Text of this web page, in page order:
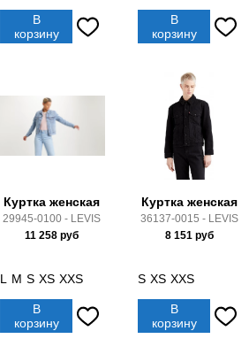
В
корзину
В
корзину
Куртка женская
29945-0100 - LEVIS
11 258руб
L M S XS XXS
В
корзину
Куртка женская
36137-0015 - LEVIS
8 151руб
S XS XXS
В
корзину